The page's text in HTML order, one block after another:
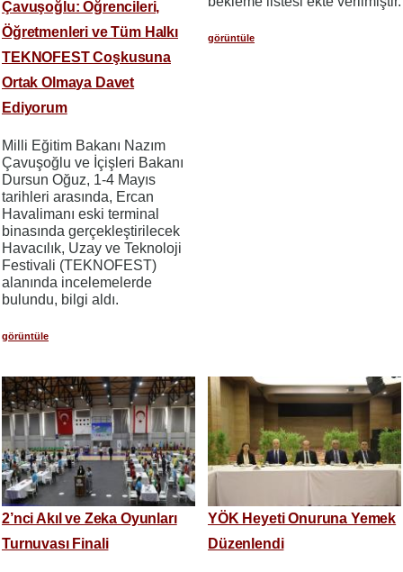
Çavuşoğlu: Öğrencileri,
Öğretmenleri ve Tüm Halkı
TEKNOFEST Coşkusuna
Ortak Olmaya Davet
Ediyorum
Milli Eğitim Bakanı Nazım
Çavuşoğlu ve İçişleri Bakanı
Dursun Oğuz, 1-4 Mayıs
tarihleri arasında, Ercan
Havalimanı eski terminal
binasında gerçekleştirilecek
Havacılık, Uzay ve Teknoloji
Festivali (TEKNOFEST)
alanında incelemelerde
bulundu, bilgi aldı.
görüntüle
görüntüle
2’nci Akıl ve Zeka Oyunları
Turnuvası Finali
YÖK Heyeti Onuruna Yemek
Düzenlendi